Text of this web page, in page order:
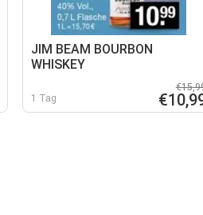
JIM BEAM BOURBON
WHISKEY
1 Tag